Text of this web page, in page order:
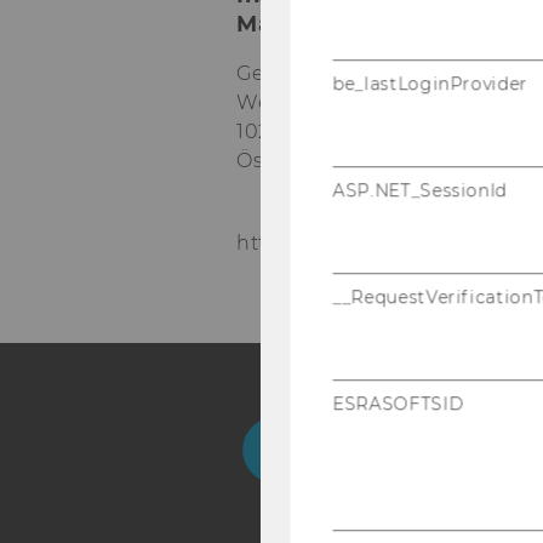
Management
Gebäude D2, Eingang A, 1. OG
Welthandelsplatz 1
1020
Österreich
https://www.wu.ac.at/mm/
be_lastLoginProvider
ASP.NET_SessionId
ESRASOFTSID